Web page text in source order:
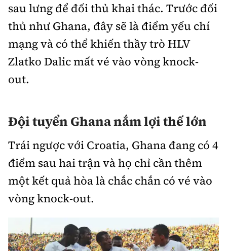
sau lưng để đối thủ khai thác. Trước đối
thủ như Ghana, đây sẽ là điểm yếu chí
mạng và có thể khiến thầy trò HLV
Zlatko Dalic mất vé vào vòng knock-
out.
Đội tuyển Ghana nắm lợi thế lớn
Trái ngược với Croatia, Ghana đang có 4
điểm sau hai trận và họ chỉ cần thêm
một kết quả hòa là chắc chắn có vé vào
vòng knock-out.